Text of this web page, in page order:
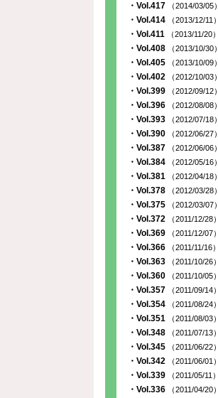
・Vol.417 （2014/03/05）
・Vol.414 （2013/12/11）
・Vol.411 （2013/11/20）
・Vol.408 （2013/10/30）
・Vol.405 （2013/10/09）
・Vol.402 （2012/10/03）
・Vol.399 （2012/09/12）
・Vol.396 （2012/08/08）
・Vol.393 （2012/07/18）
・Vol.390 （2012/06/27）
・Vol.387 （2012/06/06）
・Vol.384 （2012/05/16）
・Vol.381 （2012/04/18）
・Vol.378 （2012/03/28）
・Vol.375 （2012/03/07）
・Vol.372 （2011/12/28）
・Vol.369 （2011/12/07）
・Vol.366 （2011/11/16）
・Vol.363 （2011/10/26）
・Vol.360 （2011/10/05）
・Vol.357 （2011/09/14）
・Vol.354 （2011/08/24）
・Vol.351 （2011/08/03）
・Vol.348 （2011/07/13）
・Vol.345 （2011/06/22）
・Vol.342 （2011/06/01）
・Vol.339 （2011/05/11）
・Vol.336 （2011/04/20）